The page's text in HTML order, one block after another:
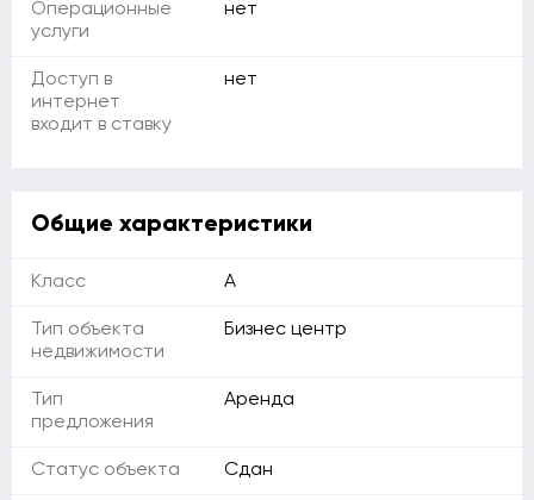
Операционные
услуги
нет
Доступ в
интернет
входит в ставку
нет
Общие характеристики
Класс A
Тип объекта
недвижимости
Бизнес центр
Тип
предложения
Аренда
Статус объекта Сдан